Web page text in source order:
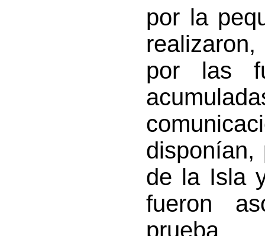
por la
por las
de la Isla
fueron